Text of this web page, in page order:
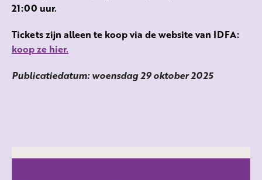
21:00 uur.
Tickets zijn alleen te koop via de website van IDFA:
koop ze hier.
Publicatiedatum: woensdag 29 oktober 2025